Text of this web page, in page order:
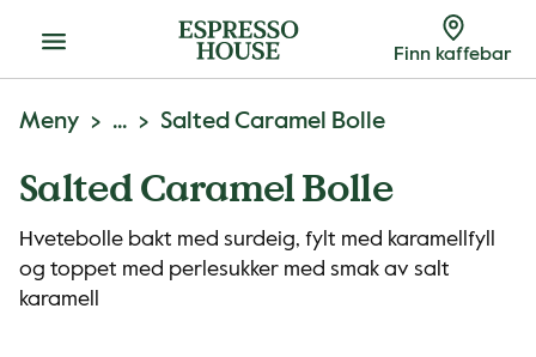
Meny Finn kaffebar
Meny ... Salted Caramel Bolle
Salted Caramel Bolle
Hvetebolle bakt med surdeig, fylt med karamellfyll
og toppet med perlesukker med smak av salt